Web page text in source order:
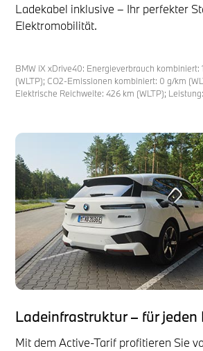
Ladekabel inklusive – Ihr perfekter
Elektromobilität.
BMW iX xDrive40: Energieverbrauch kombiniert:
(WLTP); CO2-Emissionen kombiniert: 0 g/km
Elektrische Reichweite: 426 km (WLTP);
Ladeinfrastruktur – für jeden
Mit dem Active-Tarif profitieren Sie